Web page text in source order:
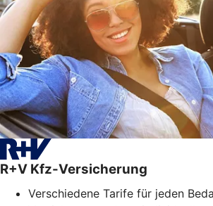
R+V Kfz-Versicherung
Verschiedene Tarife für jeden